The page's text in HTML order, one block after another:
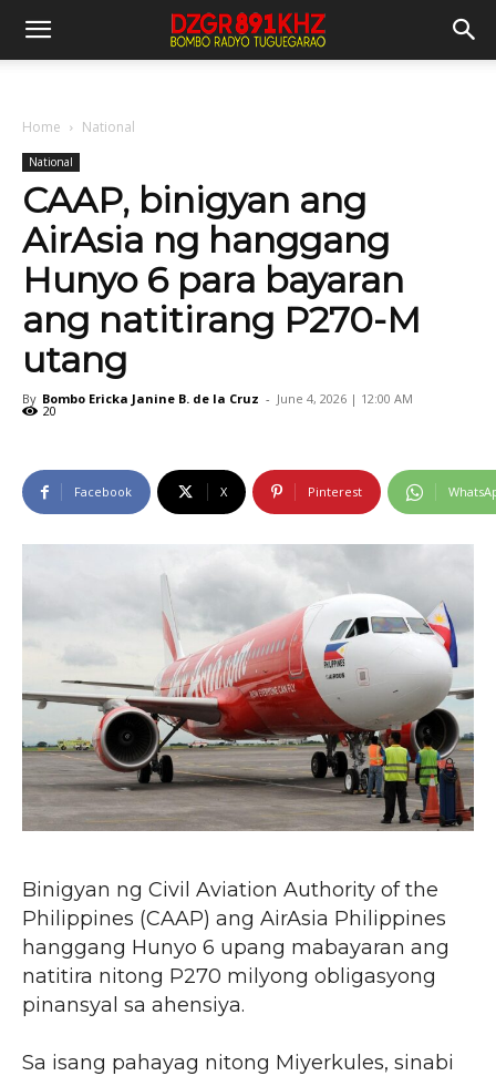
Home National
National
CAAP, binigyan ang
AirAsia ng hanggang
Hunyo 6 para bayaran
ang natitirang P270-M
utang
By Bombo Ericka Janine B. de la Cruz - June 4, 2026 | 12:00 AM
20
Facebook X Pinterest
Binigyan ng Civil Aviation Authority of the
Philippines (CAAP) ang AirAsia Philippines
hanggang Hunyo 6 upang mabayaran ang
natitira nitong P270 milyong obligasyong
pinansyal sa ahensiya.
Sa isang pahayag nitong Miyerkules, sinabi